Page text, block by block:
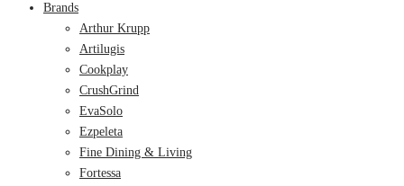
Brands
Arthur Krupp
Artilugis
Cookplay
CrushGrind
EvaSolo
Ezpeleta
Fine Dining & Living
Fortessa